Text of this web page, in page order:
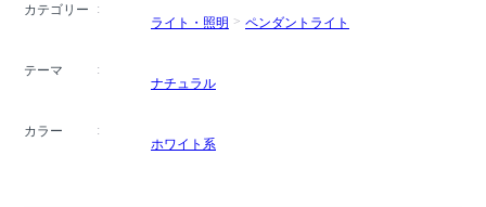
カテゴリー
ライト・照明
ペンダントライト
テーマ
ナチュラル
カラー
ホワイト系